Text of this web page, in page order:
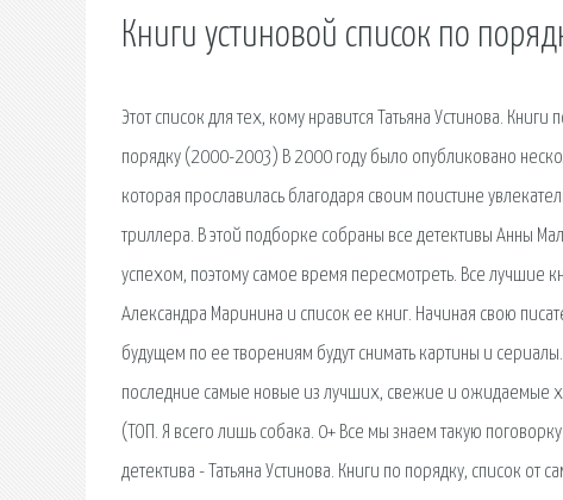
Книги устиновой список по
Этот список для тех, кому нравится Татьяна Устинова.
порядку (2000-2003) В 2000 году было опубликовано
которая прославилась благодаря своим поистине
триллера. В этой подборке собраны все детективы Анны
успехом, поэтому самое время пересмотреть. Все лучшие
Александра Маринина и список ее книг. Начиная свою
будущем по ее творениям будут снимать картины и
последние самые новые из лучших, свежие и ожидаемые
(ТОП. Я всего лишь собака. 0+ Все мы знаем такую
детектива - Татьяна Устинова. Книги по порядку, список